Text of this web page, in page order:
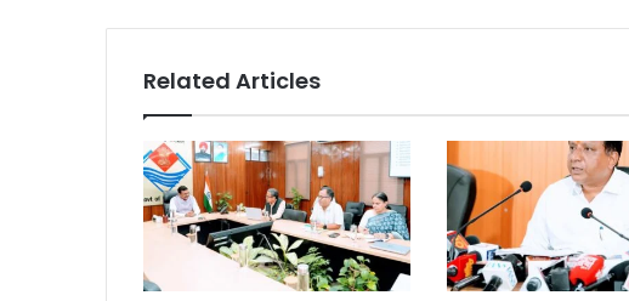
Related Articles